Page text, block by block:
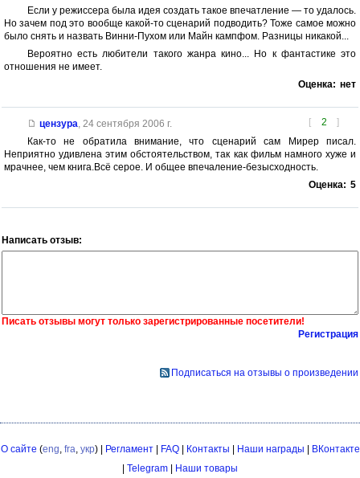
Если у режиссера была идея создать такое впечатление — то удалось.
Но зачем под это вообще какой-то сценарий подводить? Тоже самое можно
было снять и назвать Винни-Пухом или Майн кампфом. Разницы никакой...
Вероятно есть любители такого жанра кино... Но к фантастике это
отношения не имеет.
Оценка: нет
[ 2 ]
цензура, 24 сентября 2006 г.
Как-то не обратила внимание, что сценарий сам Мирер писал.
Неприятно удивлена этим обстоятельством, так как фильм намного хуже и
мрачнее, чем книга.Всё серое. И общее впечаление-безысходность.
Оценка: 5
Написать отзыв:
Писать отзывы могут только зарегистрированные посетители!
Регистрация
Подписаться на отзывы о произведении
О сайте (eng, fra, укр) | Регламент| FAQ| Контакты Наши награды
ВКонтакте
Telegram Наши товары